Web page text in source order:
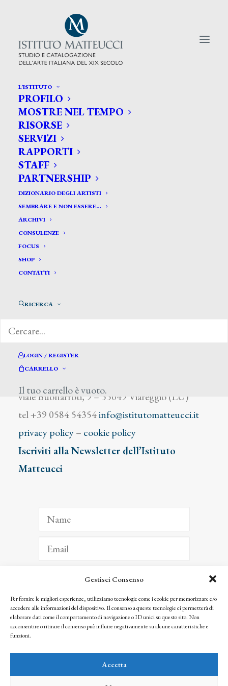
Gestisci Consenso
Per fornire le migliori esperienze, utilizziamo tecnologie come i cookie per memorizzare e/o
accedere alle informazioni del dispositivo. Il consenso a queste tecnologie ci permetterà di
elaborare dati come il comportamento di navigazione o ID unici su questo sito. Non
acconsentire o ritirare il consenso può influire negativamente su alcune caratteristiche e
funzioni.
Accetta
L’ISTITUTO
PROFILO
MOSTRE NEL TEMPO
RISORSE
SERVIZI
RAPPORTI
STAFF
PARTNERSHIP
DIZIONARIO DEGLI ARTISTI
SEMBRARE E NON ESSERE…
ARCHIVI
CONSULENZE
FOCUS
SHOP
CONTATTI
RICERCA
LOGIN / REGISTER
CARRELLO
Il tuo carrello è vuoto.
CERCA TRA GLI ARTISTI:
Search
for:
Della Ruva Gennaro
viale Buonarroti, 9 – 55049 Viareggio (LU)
tel +39 0584 54354info@istitutomatteucci.it
privacy policy– cookie policy
Iscriviti alla Newsletter dell’Istituto
Matteucci
ISCRIVITI
Facendo clic per iscriverti, riconosci che le tue informazioni saranno trattate
seguendo la nostra Privacy Policy
© 2025 Istituto Matteucci. All right reserved
l’autorizzazione scritta dei proprietari dei diritti e dell’Istituto Matteucci